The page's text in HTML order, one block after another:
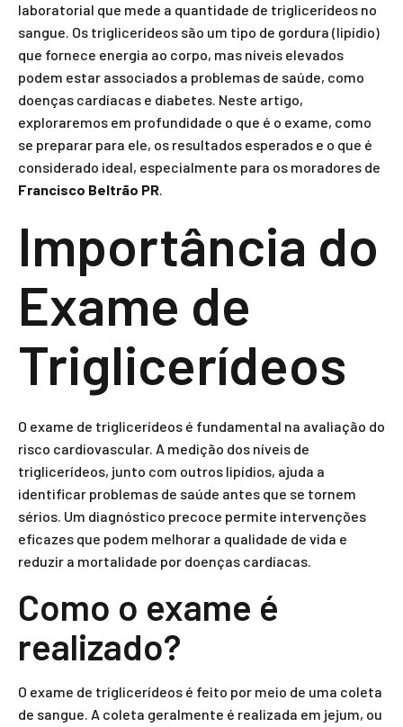
laboratorial que mede a quantidade de triglicerídeos no
sangue. Os triglicerídeos são um tipo de gordura (lipídio)
que fornece energia ao corpo, mas níveis elevados
podem estar associados a problemas de saúde, como
doenças cardíacas e diabetes. Neste artigo,
exploraremos em profundidade o que é o exame, como
se preparar para ele, os resultados esperados e o que é
considerado ideal, especialmente para os moradores de
Francisco Beltrão PR.
Importância do
Exame de
Triglicerídeos
O exame de triglicerídeos é fundamental na avaliação do
risco cardiovascular. A medição dos níveis de
triglicerídeos, junto com outros lipídios, ajuda a
identificar problemas de saúde antes que se tornem
sérios. Um diagnóstico precoce permite intervenções
eficazes que podem melhorar a qualidade de vida e
reduzir a mortalidade por doenças cardíacas.
Como o exame é
realizado?
O exame de triglicerídeos é feito por meio de uma coleta
de sangue. A coleta geralmente é realizada em jejum, ou